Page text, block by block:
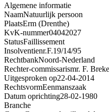
Algemene informatie
NaamNatuurlijk persoon
PlaatsErm (Drenthe)
KvK-nummer04042027
StatusFaillissement
Insolventienr.F.19/14/95
RechtbankNoord-Nederland
Rechter-commissarismr. F.
Uitgesproken op22-04-2014
RechtsvormEenmanszaak
Datum oprichting28-02-1980
Branche